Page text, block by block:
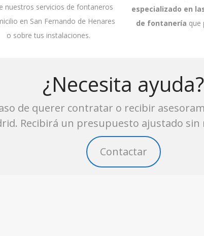
nuestros servicios de fontaneros
en San Fernando de Henares
o sobre tus instalaciones.
especializado en
de fontanería que
¿Necesita ayuda?
de querer contratar o recibir
Recibirá un presupuesto ajustado
Contactar